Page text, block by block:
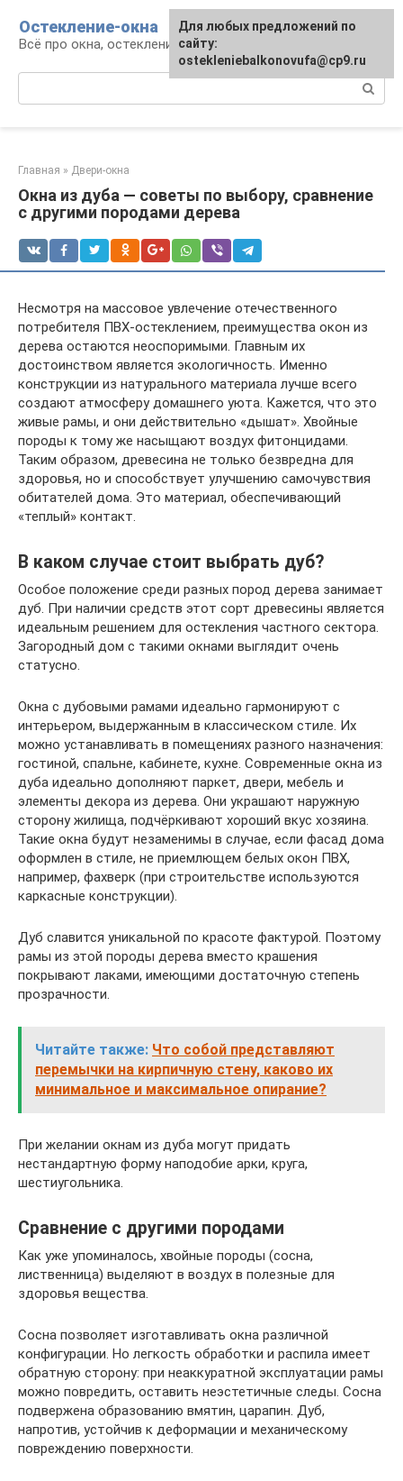
контенту
Остекление-окна
Всё про окна, остекление, балконы и двери
Главная » Двери-окна
Окна из дуба — советы по выбору, сравнение
с другими породами дерева
Несмотря на массовое увлечение отечественного
потребителя ПВХ-остеклением, преимущества окон из
дерева остаются неоспоримыми. Главным их
достоинством является экологичность. Именно
конструкции из натурального материала лучше всего
создают атмосферу домашнего уюта. Кажется, что это
живые рамы, и они действительно «дышат». Хвойные
породы к тому же насыщают воздух фитонцидами.
Таким образом, древесина не только безвредна для
здоровья, но и способствует улучшению самочувствия
обитателей дома. Это материал, обеспечивающий
«теплый» контакт.
В каком случае стоит выбрать дуб?
Особое положение среди разных пород дерева занимает
дуб. При наличии средств этот сорт древесины является
идеальным решением для остекления частного сектора.
Загородный дом с такими окнами выглядит очень
статусно.
Окна c дубовыми рамами идеально гармонируют с
интерьером, выдержанным в классическом стиле. Их
можно устанавливать в помещениях разного назначения:
гостиной, спальне, кабинете, кухне. Современные окна из
дуба идеально дополняют паркет, двери, мебель и
элементы декора из дерева. Они украшают наружную
сторону жилища, подчёркивают хороший вкус хозяина.
Такие окна будут незаменимы в случае, если фасад дома
оформлен в стиле, не приемлющем белых окон ПВХ,
например, фахверк (при строительстве используются
каркасные конструкции).
Дуб славится уникальной по красоте фактурой. Поэтому
рамы из этой породы дерева вместо крашения
покрывают лаками, имеющими достаточную степень
прозрачности.
Читайте также: Что собой представляют
перемычки на кирпичную стену, каково их
минимальное и максимальное опирание?
При желании окнам из дуба могут придать
нестандартную форму наподобие арки, круга,
шестиугольника.
Сравнение с другими породами
Как уже упоминалось, хвойные породы (сосна,
лиственница) выделяют в воздух в полезные для
здоровья вещества.
Сосна позволяет изготавливать окна различной
конфигурации. Но легкость обработки и распила имеет
обратную сторону: при неаккуратной эксплуатации рамы
можно повредить, оставить неэстетичные следы. Сосна
подвержена образованию вмятин, царапин. Дуб,
напротив, устойчив к деформации и механическому
повреждению поверхности.
Для любых предложений по
сайту:
ostekleniebalkonovufa@cp9.ru